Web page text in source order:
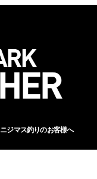
ニジマス釣りのお客様へ